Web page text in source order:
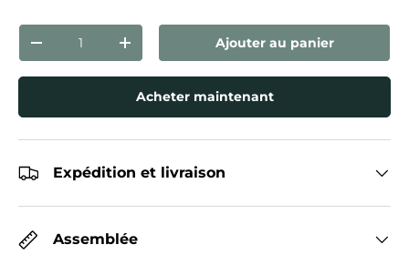
Qté
Diminuer la quantitéAugmenter la quantité
Ajouter au panier
Acheter maintenant
Expédition et livraison
Assemblée